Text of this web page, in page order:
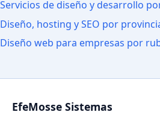
Servicios de diseño y desarrollo
Diseño, hosting y SEO por
Diseño web para empresas por
EfeMosse Sistemas